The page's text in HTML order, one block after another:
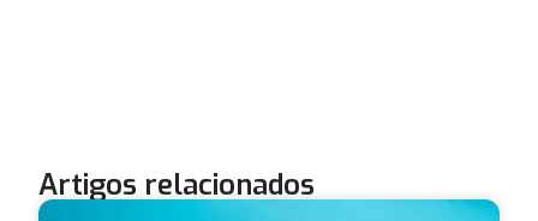
Artigos relacionados